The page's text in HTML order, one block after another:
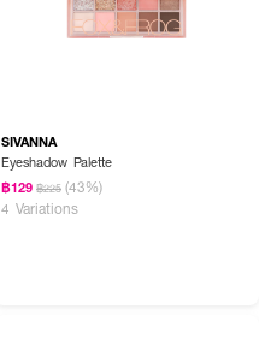
SIVANNA
Eyeshadow Palette
฿129 ฿225 (43%)
4 Variations